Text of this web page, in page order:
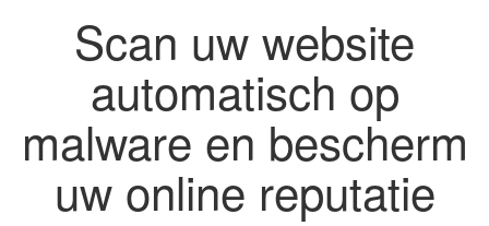
Scan uw website
automatisch op
malware en bescherm
uw online reputatie